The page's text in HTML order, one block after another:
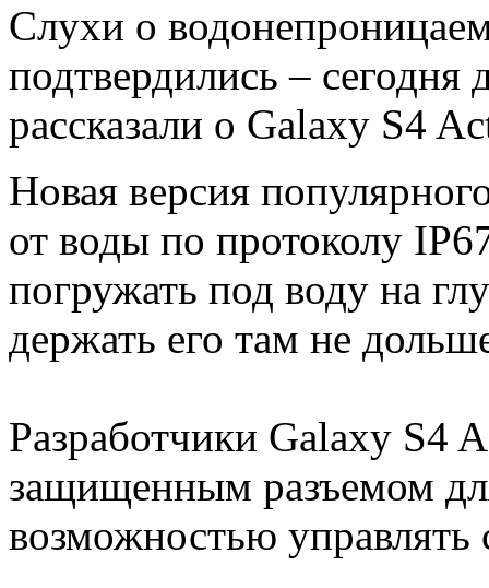
Слухи о
подтвердились – сегодня
рассказали о Galaxy S4
Новая версия
от воды по протоколу
погружать под воду на
держать его там не
Разработчики Galaxy S4
защищенным разъемом
возможностью